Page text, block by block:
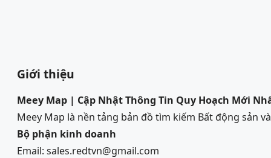
Giới thiệu
Meey Map | Cập Nhật Thông Tin Quy Hoạch Mới
Meey Map là nền tảng bản đồ tìm kiếm Bất động sản
Bộ phận kinh doanh
Email: sales.redtvn@gmail.com